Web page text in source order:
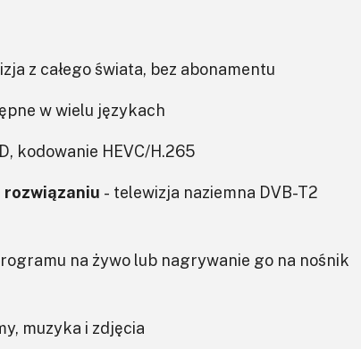
z całego świata, bez abonamentu
w wielu językach
kodowanie HEVC/H.265
rozwiązaniu - telewizja naziemna DVB-T2
na żywo lub nagrywanie go na nośnik
muzyka i zdjęcia